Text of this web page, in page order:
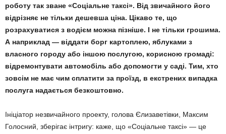
роботу так зване «Соціальне таксі». Від звичайного його
відрізняє не тільки дешевша ціна. Цікаво те, що
розрахуватися з водієм можна пізніше. І не тільки грошима.
А наприклад — віддати борг картоплею, яблуками з
власного городу або іншою послугою, корисною громаді:
відремонтувати автомобіль або допомогти у саді. Тим, хто
зовсім не має чим сплатити за проїзд, в екстрених випадка
послуга надається безкоштовно.
Ініціатор незвичайного проекту, голова Єлизаветівки, Максим
Голосний, зберігає інтригу: каже, що «Соціальне таксі» — це